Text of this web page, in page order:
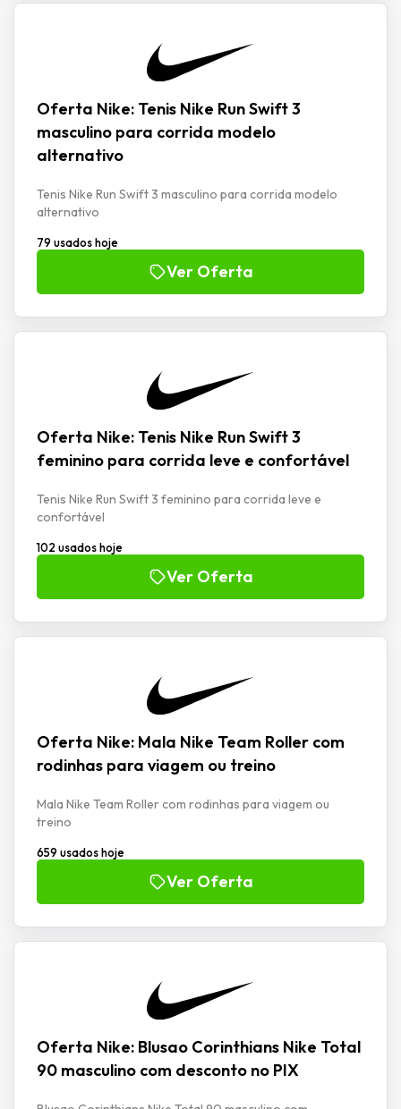
Oferta Nike: Tenis Nike Run Swift 3
masculino para corrida modelo
alternativo
Tenis Nike Run Swift 3 masculino para corrida modelo
alternativo
79 usados hoje
Ver Oferta
Oferta Nike: Tenis Nike Run Swift 3
feminino para corrida leve e confortável
Tenis Nike Run Swift 3 feminino para corrida leve e
confortável
102 usados hoje
Ver Oferta
Oferta Nike: Mala Nike Team Roller com
rodinhas para viagem ou treino
Mala Nike Team Roller com rodinhas para viagem ou
treino
659 usados hoje
Ver Oferta
Oferta Nike: Blusao Corinthians Nike Total
90 masculino com desconto no PIX